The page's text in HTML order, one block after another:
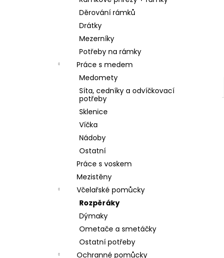
Děrování rámků
Drátky
Mezerníky
Potřeby na rámky
Práce s medem
Medomety
Síta, cedníky a odvíčkovací
potřeby
Sklenice
Víčka
Nádoby
Ostatní
Práce s voskem
Mezistěny
Včelařské pomůcky
Rozpěráky
Dýmaky
Ometače a smetáčky
Ostatní potřeby
Ochranné pomůcky
SKLENICE SVAZOVÁ VČELA 770ML BEZ